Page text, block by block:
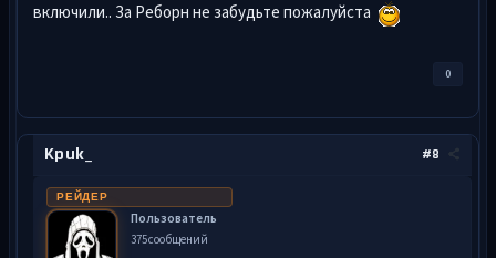
включили.. За Реборн не забудьте пожалуйста
0
#8
Kpuk_
РЕЙДЕР
Пользователь
375 сообщений